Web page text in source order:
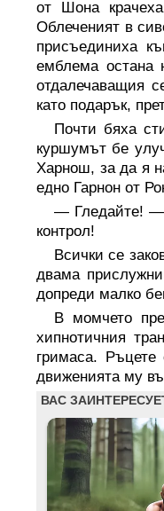
от Шона
Облеченият в
присъединиха
емблема остана
отдалечаващия
като подарък,
Почти бяха
куршумът бе
Харнош, за да я
едно Гарнон от
— Гледайте! —
контрол!
Всички се
двама
допреди малко
В момчето
хипнотичния
гримаса.
движенията му